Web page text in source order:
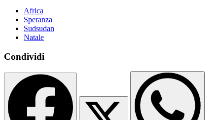
Africa
Speranza
Sudsudan
Natale
Condividi